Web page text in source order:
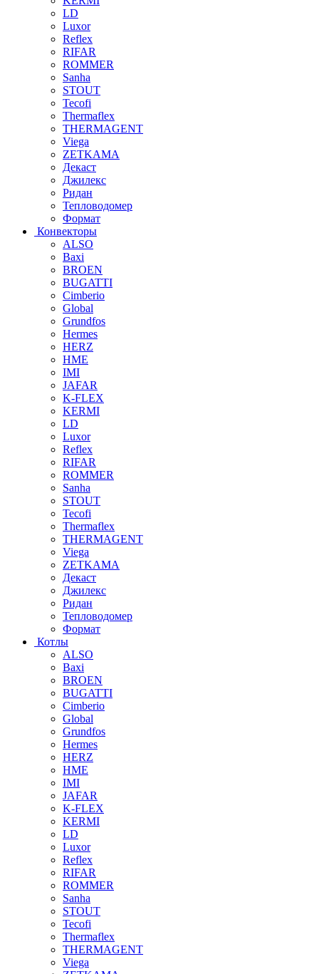
LD
Luxor
Reflex
RIFAR
ROMMER
Sanha
STOUT
Tecofi
Thermaflex
THERMAGENT
Viega
ZETKAMA
Декаст
Джилекс
Ридан
Тепловодомер
Формат
Конвекторы
ALSO
Baxi
BROEN
BUGATTI
Cimberio
Global
Grundfos
Hermes
HERZ
HME
IMI
JAFAR
K-FLEX
KERMI
LD
Luxor
Reflex
RIFAR
ROMMER
Sanha
STOUT
Tecofi
Thermaflex
THERMAGENT
Viega
ZETKAMA
Декаст
Джилекс
Ридан
Тепловодомер
Формат
Котлы
ALSO
Baxi
BROEN
BUGATTI
Cimberio
Global
Grundfos
Hermes
HERZ
HME
IMI
JAFAR
K-FLEX
KERMI
LD
Luxor
Reflex
RIFAR
ROMMER
Sanha
STOUT
Tecofi
Thermaflex
THERMAGENT
Viega